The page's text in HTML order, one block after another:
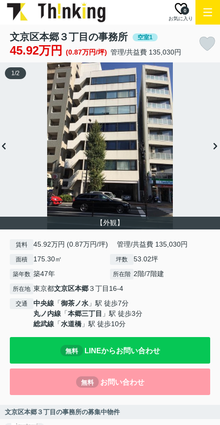
お気に入り
0
文京区本郷３丁目の事務所 空室1
45.92万円 (0.87万円/坪) 管理/共益費 135,030円
【外観】
1/2
賃料 45.92万円 (0.87万円/坪) 管理/共益費 135,030円
面積 175.30㎡ 坪数 53.02坪
築年数 築47年 所在階 2階/7階建
所在地 東京都文京区本郷３丁目16-4
交通 中央線 「御茶ノ水 」駅 徒歩7分
丸ノ内線 「本郷三丁目 」駅 徒歩3分
総武線 「水道橋 」駅 徒歩10分
無料 LINEからお問い合わせ
無料 お問い合わせ
文京区本郷３丁目の事務所の募集中物件